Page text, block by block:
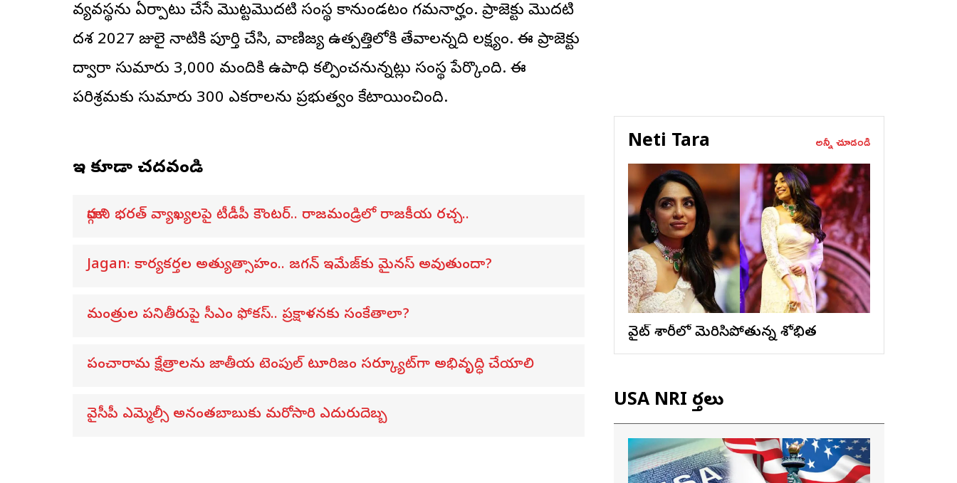
వ్యవస్థను ఏర్పాటు చేసే మొట్టమొదటి సంస్థ కానుండటం గమనార్హం. ప్రాజెక్టు మొదటి
దశ 2027 జులై నాటికి పూర్తి చేసి, వాణిజ్య ఉత్పత్తిలోకి తేవాలన్నది లక్ష్యం. ఈ ప్రాజెక్టు
ద్వారా సుమారు 3,000 మందికి ఉపాధి కల్పించనున్నట్లు సంస్థ పేర్కొంది. ఈ
పరిశ్రమకు సుమారు 300 ఎకరాలను ప్రభుత్వం కేటాయించింది.
ఇవి కూడా చదవండి
మార్గాని భరత్ వ్యాఖ్యలపై టీడీపీ కౌంటర్.. రాజమండ్రిలో రాజకీయ రచ్చ..
Jagan: కార్యకర్తల అత్యుత్సాహం.. జగన్ ఇమేజ్‌కు మైనస్ అవుతుందా?
మంత్రుల పనితీరుపై సీఎం ఫోకస్.. ప్రక్షాళనకు సంకేతాలా?
పంచారామ క్షేత్రాలను జాతీయ టెంపుల్ టూరిజం సర్క్యూట్‌గా అభివృద్ధి చేయాలి
వైసీపీ ఎమ్మెల్సీ అనంతబాబుకు మరోసారి ఎదురుదెబ్బ
Neti Tara అన్నీ చూడండి
వైట్ శారీలో మెరిసిపోతున్న శోభిత
USA NRI వార్తలు